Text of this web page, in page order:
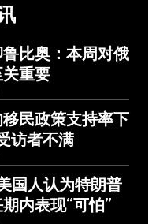
比奥：本周对俄
重要
民政策支持率下
访者不满
国人认为特朗普
内表现“可怕”